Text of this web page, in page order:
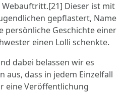
Webauftritt.[21] Dieser ist mit
gepflastert, Name
persönliche Geschichte einer
einen Lolli schenkte.
dabei belassen wir es
aus, dass in jedem Einzelfall
eine Veröffentlichung